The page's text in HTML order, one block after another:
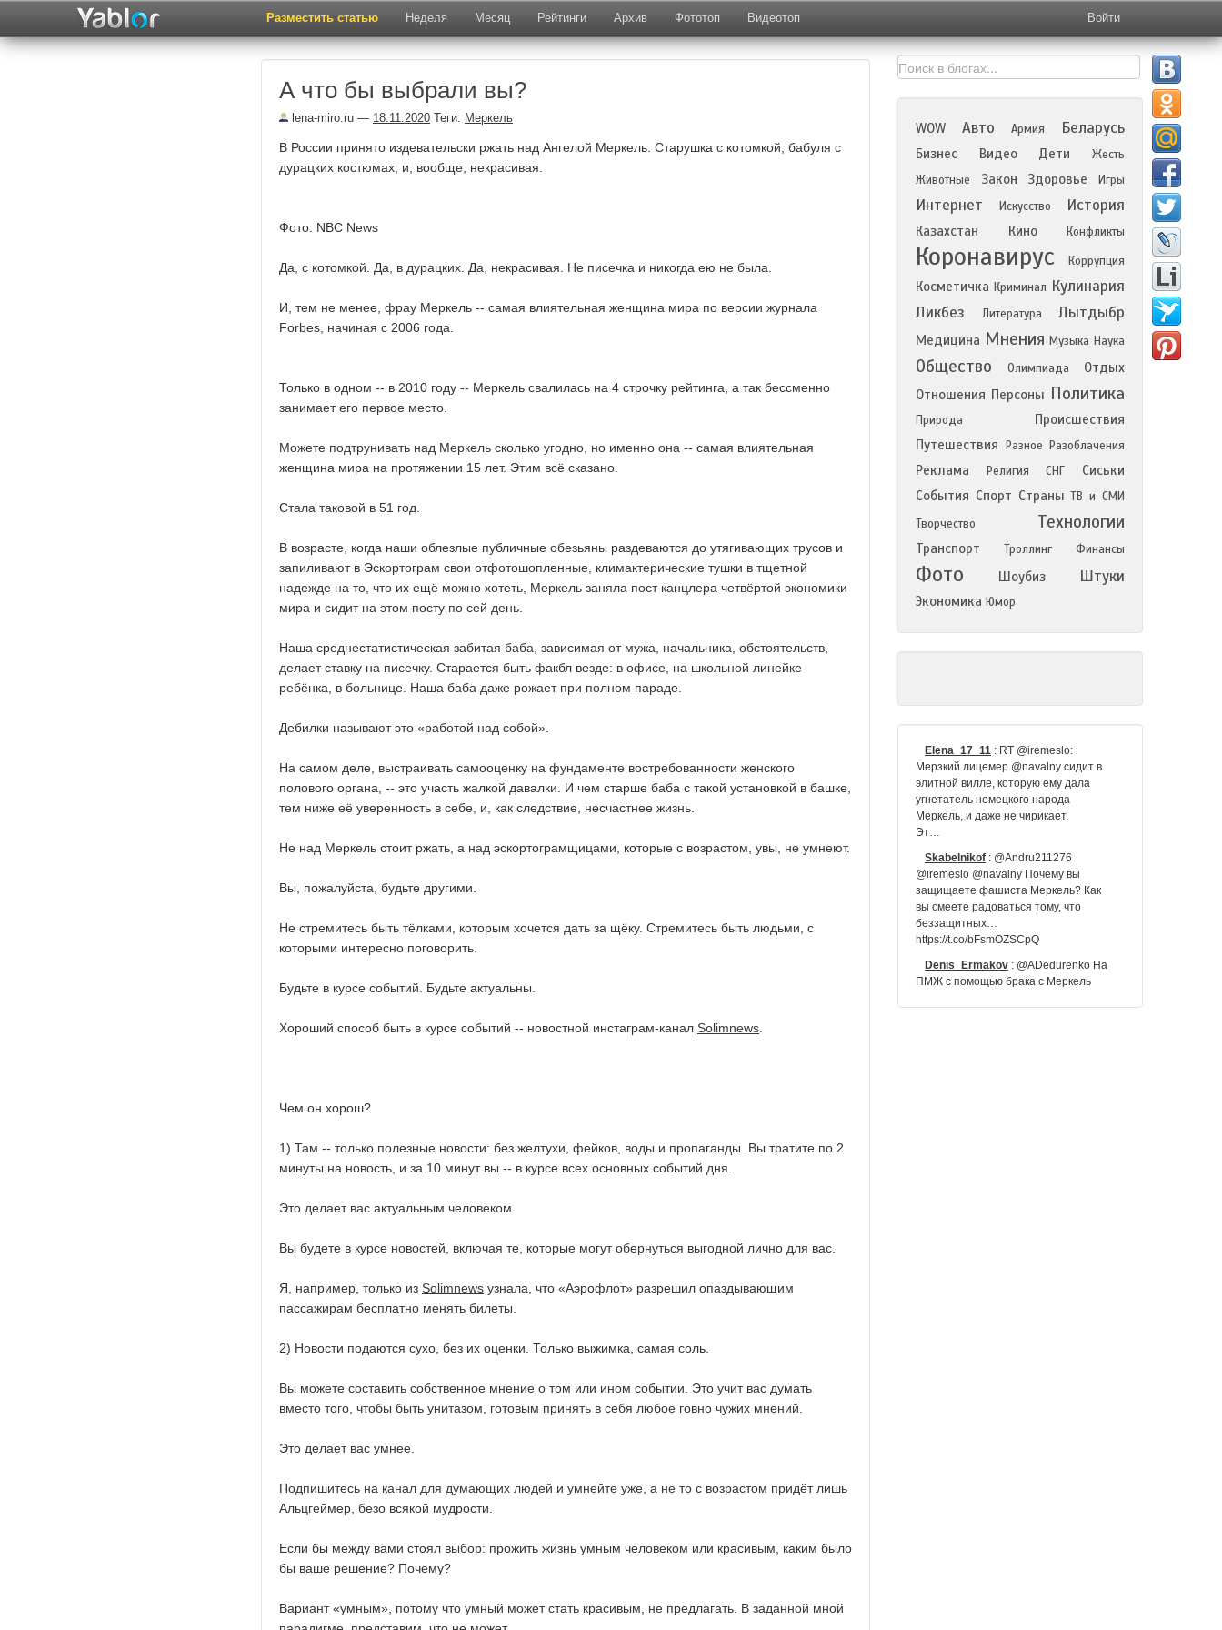
Разместить статью Неделя Месяц Рейтинги Архив Фототоп Видеотоп Войти
А что бы выбрали вы?
lena-miro.ru — 18.11.2020 Теги: Меркель
В России принято издевательски ржать над Ангелой Меркель. Старушка с котомкой, бабуля с
дурацких костюмах, и, вообще, некрасивая.
Фото: NBC News
Да, с котомкой. Да, в дурацких. Да, некрасивая. Не писечка и никогда ею не была.
И, тем не менее, фрау Меркель -- самая влиятельная женщина мира по версии журнала
Forbes, начиная с 2006 года.
Только в одном -- в 2010 году -- Меркель свалилась на 4 строчку рейтинга, а так бессменно
занимает его первое место.
Можете подтрунивать над Меркель сколько угодно, но именно она -- самая влиятельная
женщина мира на протяжении 15 лет. Этим всё сказано.
Стала таковой в 51 год.
В возрасте, когда наши облезлые публичные обезьяны раздеваются до утягивающих трусов и
запиливают в Эскортограм свои отфотошопленные, климактерические тушки в тщетной
надежде на то, что их ещё можно хотеть, Меркель заняла пост канцлера четвёртой экономики
мира и сидит на этом посту по сей день.
Наша среднестатистическая забитая баба, зависимая от мужа, начальника, обстоятельств,
делает ставку на писечку. Старается быть факбл везде: в офисе, на школьной линейке
ребёнка, в больнице. Наша баба даже рожает при полном параде.
Дебилки называют это «работой над собой».
На самом деле, выстраивать самооценку на фундаменте востребованности женского
полового органа, -- это участь жалкой давалки. И чем старше баба с такой установкой в башке,
тем ниже её уверенность в себе, и, как следствие, несчастнее жизнь.
Не над Меркель стоит ржать, а над эскортограмщицами, которые с возрастом, увы, не умнеют.
Вы, пожалуйста, будьте другими.
Не стремитесь быть тёлками, которым хочется дать за щёку. Стремитесь быть людьми, с
которыми интересно поговорить.
Будьте в курсе событий. Будьте актуальны.
Хороший способ быть в курсе событий -- новостной инстаграм-канал Solimnews
Чем он хорош?
1) Там -- только полезные новости: без желтухи, фейков, воды и пропаганды. Вы тратите по 2
минуты на новость, и за 10 минут вы -- в курсе всех основных событий дня.
Это делает вас актуальным человеком.
Вы будете в курсе новостей, включая те, которые могут обернуться выгодной лично для вас.
Я, например, только из Solimnews узнала, что «Аэрофлот» разрешил опаздывающим
пассажирам бесплатно менять билеты.
2) Новости подаются сухо, без их оценки. Только выжимка, самая соль.
Вы можете составить собственное мнение о том или ином событии. Это учит вас думать
вместо того, чтобы быть унитазом, готовым принять в себя любое говно чужих мнений.
Это делает вас умнее.
Подпишитесь на канал для думающих людей и умнейте уже, а не то с возрастом придёт лишь
Альцгеймер, безо всякой мудрости.
Если бы между вами стоял выбор: прожить жизнь умным человеком или красивым, каким было
бы ваше решение? Почему?
Вариант «умным», потому что умный может стать красивым, не предлагать. В заданной мной
WOW Авто Армия Беларусь
Бизнес Видео Дети
Жесть
Животные
Закон Здоровье Игры
Интернет Искусство История
Казахстан Кино Конфликты
Коронавирус Коррупция
Косметичка Криминал Кулинария
Ликбез
Литература Лытдыбр
Медицина Мнения Музыка Наука
Общество Олимпиада
Отдых
Отношения Персоны Политика
Природа
Происшествия
Путешествия
Разное Разоблачения
Реклама Религия СНГ
Сиськи
События Спорт Страны ТВ и СМИ
Творчество
Технологии
Транспорт Троллинг Финансы
Фото Шоубиз Штуки
Экономика Юмор
Elena_17_11 : RT @iremeslo:
Мерзкий лицемер @navalny сидит в
элитной вилле, которую ему дала
угнетатель немецкого народа
Меркель, и даже не чирикает.
Эт…
Skabelnikof : @Andru211276
@iremeslo @navalny Почему вы
защищаете фашиста Меркель? Как
вы смеете радоваться тому, что
беззащитных…
https://t.co/bFsmOZSCpQ
Denis_Ermakov : @ADedurenko На
ПМЖ с помощью брака с Меркель